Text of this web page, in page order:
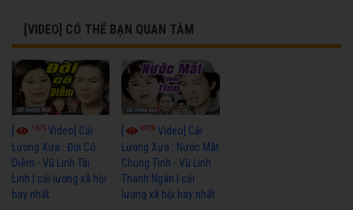
[VIDEO] CÓ THỂ BẠN QUAN TÂM
7675 Video] Cải
Lương Xưa : Đời Cô
Diễm - Vũ Linh Tài
Linh | cải lương xã hội
hay nhất
6928Video] Cải
Lương Xưa : Nước Mắt
Chung Tình - Vũ Linh
Thanh Ngân | cải
lương xã hội hay nhất